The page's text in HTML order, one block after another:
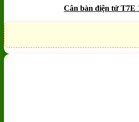
Cân bàn điện tử T7E